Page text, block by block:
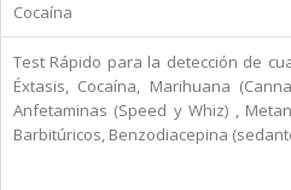
Cocaína
Test Rápido para la detección de
Éxtasis, Cocaína, Marihuana
Anfetaminas (Speed y Whiz) ,
Barbitúricos, Benzodiacepina